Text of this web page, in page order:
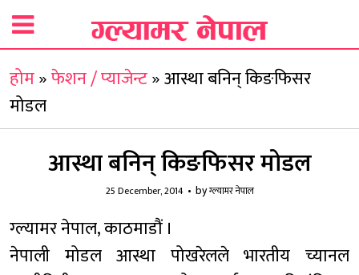
होम»फेशन / प्याजेन्ट»आस्था बनिन् किङफिसर
मोडल
आस्था बनिन् किङफिसर मोडल
25 December, 2014 byग्ल्यामर नेपाल
ग्ल्यामर नेपाल, काठमाडौं ।
नेपाली मोडल आस्था पोखरेलले भारतीय च्यानल